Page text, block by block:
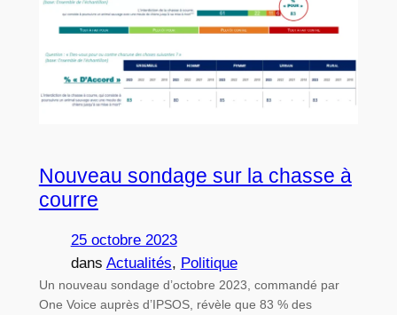
Nouveau sondage sur la chasse à
courre
25 octobre 2023
dans Actualités, Politique
Un nouveau sondage d’octobre 2023, commandé par
One Voice auprès d’IPSOS, révèle que 83 % des